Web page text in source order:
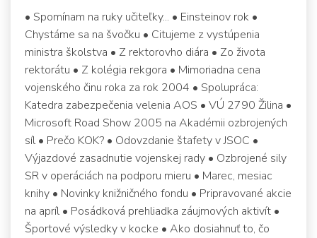
• Spomínam na ruky učiteľky... • Einsteinov rok •
Chystáme sa na švočku • Citujeme z vystúpenia
ministra školstva • Z rektorovho diára • Zo života
rektorátu • Z kolégia rekgora • Mimoriadna cena
vojenského činu roka za rok 2004 • Spolupráca:
Katedra zabezpečenia velenia AOS • VÚ 2790 Žilina •
Microsoft Road Show 2005 na Akadémii ozbrojených
síl • Prečo KOK? • Odovzdanie štafety v JSOC •
Výjazdové zasadnutie vojenskej rady • Ozbrojené sily
SR v operáciách na podporu mieru • Marec, mesiac
knihy • Novinky knižničného fondu • Pripravované akcie
na apríl • Posádková prehliadka záujmových aktivít •
Športové výsledky v kocke • Ako dosiahnuť to, čo